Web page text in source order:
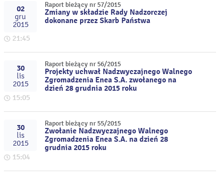
02
gru
2015
21:45
Raport bieżący nr 57/2015
Zmiany w składzie Rady Nadzorczej
dokonane przez Skarb Państwa
30
lis
2015
15:05
Raport bieżący nr 56/2015
Projekty uchwał Nadzwyczajnego Walnego
Zgromadzenia Enea S.A. zwołanego na
dzień 28 grudnia 2015 roku
30
lis
2015
15:04
Raport bieżący nr 55/2015
Zwołanie Nadzwyczajnego Walnego
Zgromadzenia Enea S.A. na dzień 28
grudnia 2015 roku